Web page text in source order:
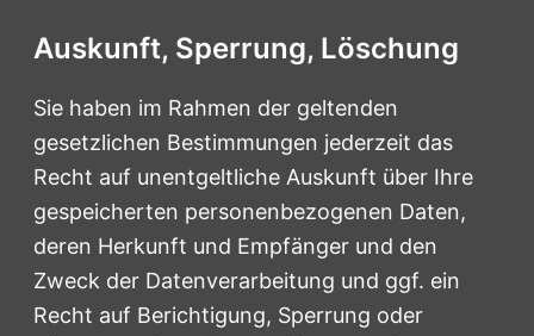
Auskunft, Sperrung, Löschung
Sie haben im Rahmen der geltenden
gesetzlichen Bestimmungen jederzeit das
Recht auf unentgeltliche Auskunft über Ihre
gespeicherten personenbezogenen Daten,
deren Herkunft und Empfänger und den
Zweck der Datenverarbeitung und ggf. ein
Recht auf Berichtigung, Sperrung oder